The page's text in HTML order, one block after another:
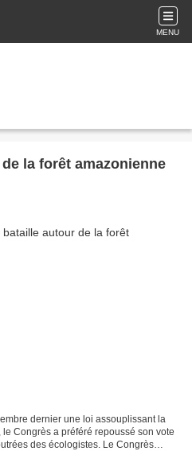
MENU
la forêt amazonienne
dernier une loi assouplissant la
Congrès a préféré repoussé son vote
des écologistes. Le Congrès